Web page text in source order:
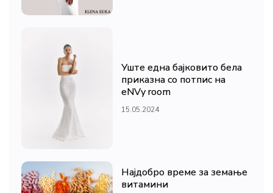
Уште една бајковито бела
приказна со потпис на
eNVy room
15.05.2024
Најдобро време за земање
витамини